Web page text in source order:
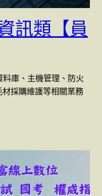
訊類【員
庫、主機管理、防火
採購維護等相關業務